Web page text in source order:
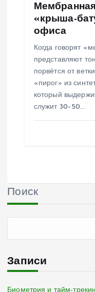
«крыша-
офиса
Когда говорят
представляют
порвётся от
«пирог» из
который
служит 30–50…
Поиск
Записи
Биометрия и тайм-